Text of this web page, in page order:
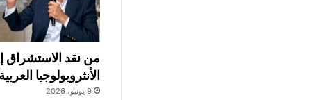
من نقد الاستشراق
الأنثروبولوجيا
9 يونيو، 2026